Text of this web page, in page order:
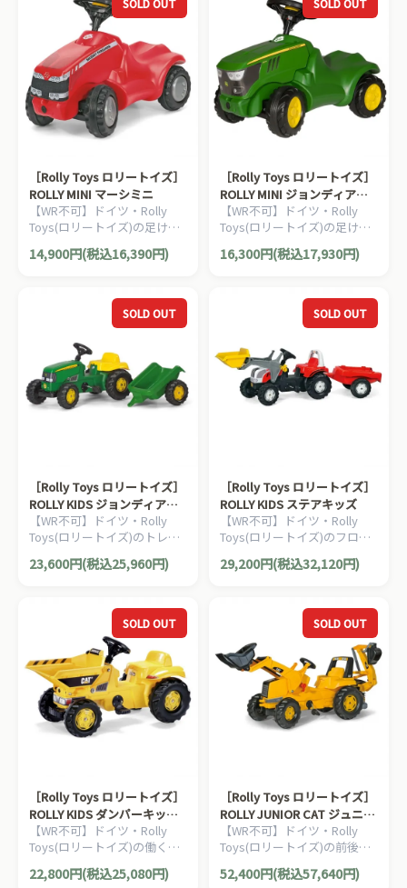
SOLD OUT
［Rolly Toys ロリートイズ］
ROLLY MINI マーシミニ
【WR不可】ドイツ・Rolly
Toys(ロリートイズ)の足けり
タイプの働く車の乗用玩具で
す。1歳からお楽しみいただ
14,900円(税込16,390円)
SOLD OUT
［Rolly Toys ロリートイズ］
ROLLY MINI ジョンディアー
ミニ (ニューモデル) John
Deere
【WR不可】ドイツ・Rolly
Toys(ロリートイズ)の足けり
タイプの働く車の乗用玩具で
す。1歳からお楽しみいただ
16,300円(税込17,930円)
SOLD OUT
［Rolly Toys ロリートイズ］
ROLLY KIDS ジョンディアー
キッズワゴン John Deere
【WR不可】ドイツ・Rolly
Toys(ロリートイズ)のトレー
ラー付きの働く車のペダル式
乗用玩具です。2歳半からお
23,600円(税込25,960円)
SOLD OUT
［Rolly Toys ロリートイズ］
ROLLY KIDS ステアキッズ
【WR不可】ドイツ・Rolly
Toys(ロリートイズ)のフロン
トローダー＆トレーラー付き
の働く車のペダル式乗用玩具
29,200円(税込32,120円)
SOLD OUT
［Rolly Toys ロリートイズ］
ROLLY KIDS ダンパーキッズ
CAT
【WR不可】ドイツ・Rolly
Toys(ロリートイズ)の働く車
のペダル式乗用玩具です。2
歳半からおたのしみいただけ
22,800円(税込25,080円)
SOLD OUT
［Rolly Toys ロリートイズ］
ROLLY JUNIOR CAT ジュニア
トラック
【WR不可】ドイツ・Rolly
Toys(ロリートイズ)の前後に
ショベルが付くペダル式の働
く車の乗用玩具です。3歳か
52,400円(税込57,640円)